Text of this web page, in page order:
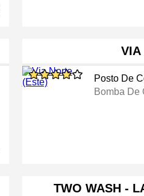
VIA
Posto De
Bomba De
TWO WASH -